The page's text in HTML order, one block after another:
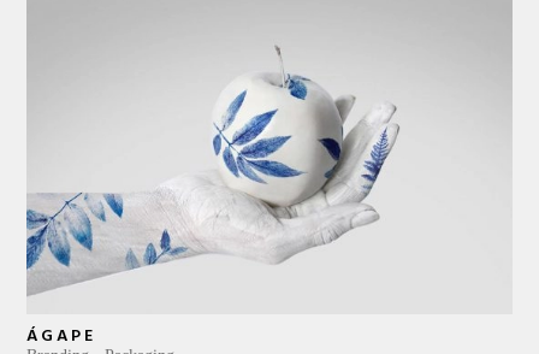
ÁGAPE